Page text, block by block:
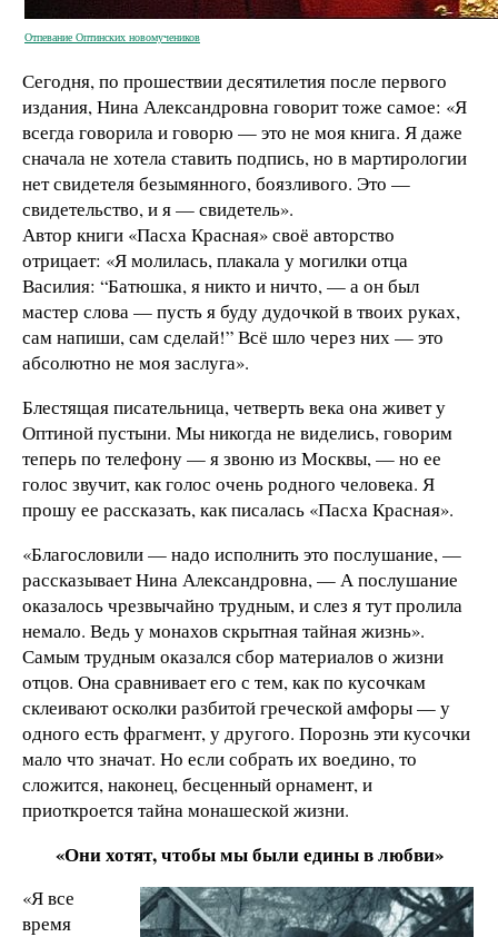
Отпевание Оптинских новомучеников
Сегодня, по прошествии десятилетия после первого
издания, Нина Александровна говорит тоже самое: «Я
всегда говорила и говорю — это не моя книга. Я даже
сначала не хотела ставить подпись, но в мартирологии
нет свидетеля безымянного, боязливого. Это —
свидетельство, и я — свидетель».
Автор книги «Пасха Красная» своё авторство
отрицает: «Я молилась, плакала у могилки отца
Василия: “Батюшка, я никто и ничто, — а он был
мастер слова — пусть я буду дудочкой в твоих руках,
сам напиши, сам сделай!” Всё шло через них — это
абсолютно не моя заслуга».
Блестящая писательница, четверть века она живет у
Оптиной пустыни. Мы никогда не виделись, говорим
теперь по телефону — я звоню из Москвы, — но ее
голос звучит, как голос очень родного человека. Я
прошу ее рассказать, как писалась «Пасха Красная».
«Благословили — надо исполнить это послушание, —
рассказывает Нина Александровна, — А послушание
оказалось чрезвычайно трудным, и слез я тут пролила
немало. Ведь у монахов скрытная тайная жизнь».
Самым трудным оказался сбор материалов о жизни
отцов. Она сравнивает его с тем, как по кусочкам
склеивают осколки разбитой греческой амфоры — у
одного есть фрагмент, у другого. Порознь эти кусочки
мало что значат. Но если собрать их воедино, то
сложится, наконец, бесценный орнамент, и
приоткроется тайна монашеской жизни.
«Они хотят, чтобы мы были едины в любви»
«Я все
время